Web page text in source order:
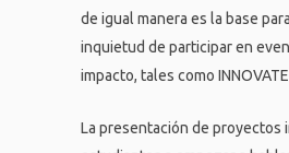
de igual manera es la base
inquietud de participar en
impacto, tales como
La presentación de proyectos